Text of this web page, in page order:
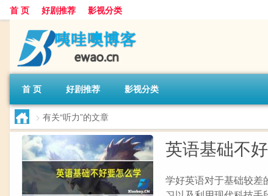
首 页 好剧推荐 影视分类
首 页 好剧推荐 影视分类
> 有关“听力”的文章
英语基础不
学好英语对于基础较差